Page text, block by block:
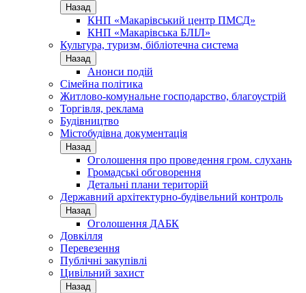
Назад
КНП «Макарівський центр ПМСД»
КНП «Макарівська БЛІЛ»
Культура, туризм, бібліотечна система
Назад
Анонси подій
Сімейна політика
Житлово-комунальне господарство, благоустрій
Торгівля, реклама
Будівництво
Містобудівна документація
Назад
Оголошення про проведення гром. слухань
Громадські обговорення
Детальні плани територій
Державний архітектурно-будівельний контроль
Назад
Оголошення ДАБК
Довкілля
Перевезення
Публічні закупівлі
Цивільний захист
Назад